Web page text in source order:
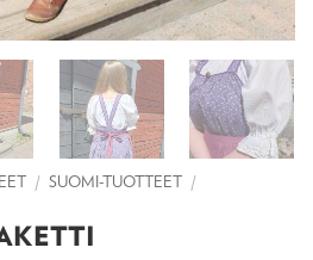
/ SUOMI-TUOTTEET /